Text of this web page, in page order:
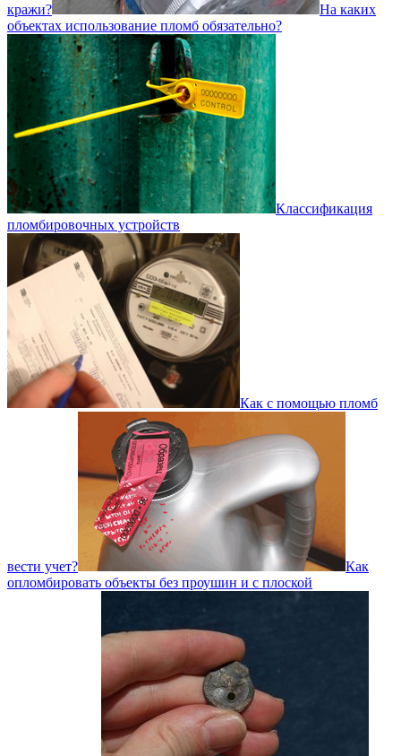
кражи?
На каких
объектах использование пломб обязательно?
Классификация
пломбировочных устройств
Как с помощью пломб
вести учет?
Как
опломбировать объекты без проушин и с плоской